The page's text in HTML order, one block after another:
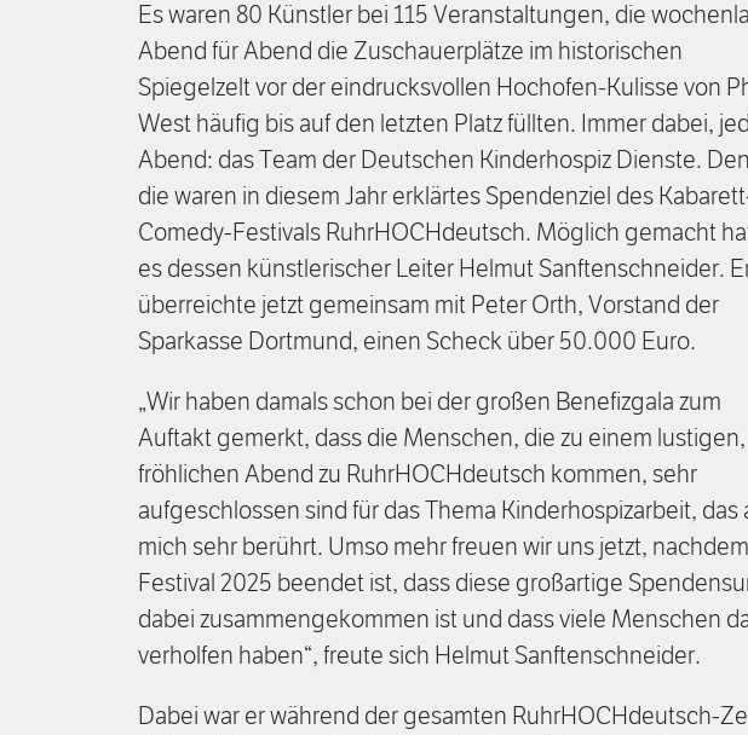
Es waren 80 Künstler bei 115 Veranstaltungen, die
Abend für Abend die Zuschauerplätze im historischen
Spiegelzelt vor der eindrucksvollen Hochofen-Kulisse von
West häufig bis auf den letzten Platz füllten. Immer dabei,
Abend: das Team der Deutschen Kinderhospiz Dienste.
die waren in diesem Jahr erklärtes Spendenziel des
Comedy-Festivals RuhrHOCHdeutsch. Möglich gemacht
es dessen künstlerischer Leiter Helmut Sanftenschneider.
überreichte jetzt gemeinsam mit Peter Orth, Vorstand der
Sparkasse Dortmund, einen Scheck über 50.000 Euro.
„Wir haben damals schon bei der großen Benefizgala zum
Auftakt gemerkt, dass die Menschen, die zu einem lustigen,
fröhlichen Abend zu RuhrHOCHdeutsch kommen, sehr
aufgeschlossen sind für das Thema Kinderhospizarbeit, das
mich sehr berührt. Umso mehr freuen wir uns jetzt,
Festival 2025 beendet ist, dass diese großartige
dabei zusammengekommen ist und dass viele Menschen
verholfen haben“, freute sich Helmut Sanftenschneider.
Dabei war er während der gesamten RuhrHOCHdeutsch-